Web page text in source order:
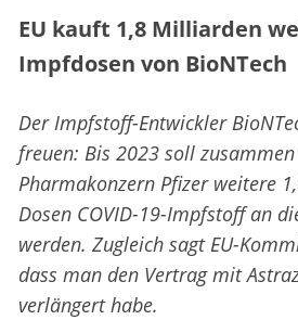
EU kauft 1,8 Milliarden
Impfdosen von BioNTech
Der Impfstoff-Entwickler
freuen: Bis 2023 soll
Pharmakonzern Pfizer weitere
Dosen COVID-19-Impfstoff an
werden. Zugleich sagt EU-
dass man den Vertrag mit
verlängert habe.